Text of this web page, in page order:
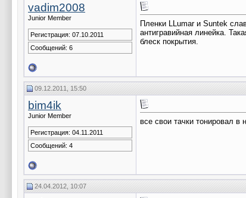
vadim2008
Junior Member
Регистрация: 07.10.2011
Сообщений: 6
Пленки LLumar и Suntek
антигравийная линейка.
блеск покрытия.
09.12.2011, 15:50
bim4ik
Junior Member
Регистрация: 04.11.2011
Сообщений: 4
все свои тачки тонировал в
24.04.2012, 10:07